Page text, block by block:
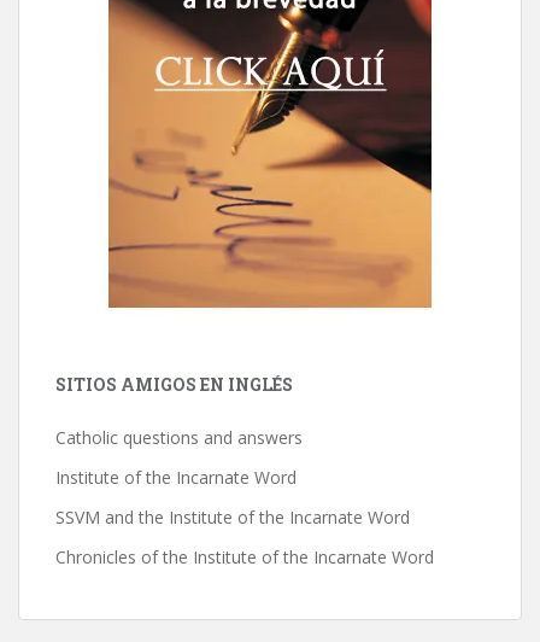
SITIOS AMIGOS EN INGLÉS
Catholic questions and answers
Institute of the Incarnate Word
SSVM and the Institute of the Incarnate Word
Chronicles of the Institute of the Incarnate Word